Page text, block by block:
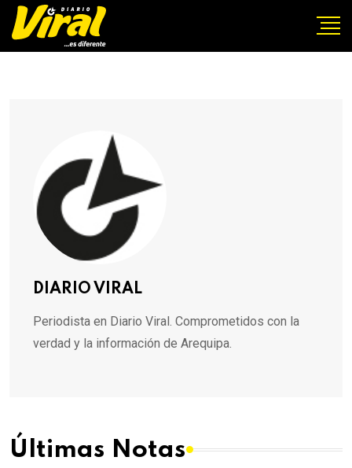
DIARIO VIRAL
Periodista en Diario Viral. Comprometidos con la
verdad y la información de Arequipa.
Últimas Notas